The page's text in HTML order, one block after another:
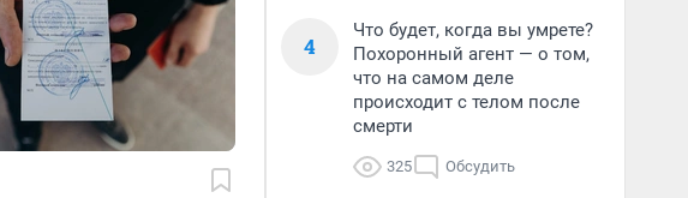
4
Что будет, когда вы умрете?
Похоронный агент — о том,
что на самом деле
происходит с телом после
смерти
325 Обсудить